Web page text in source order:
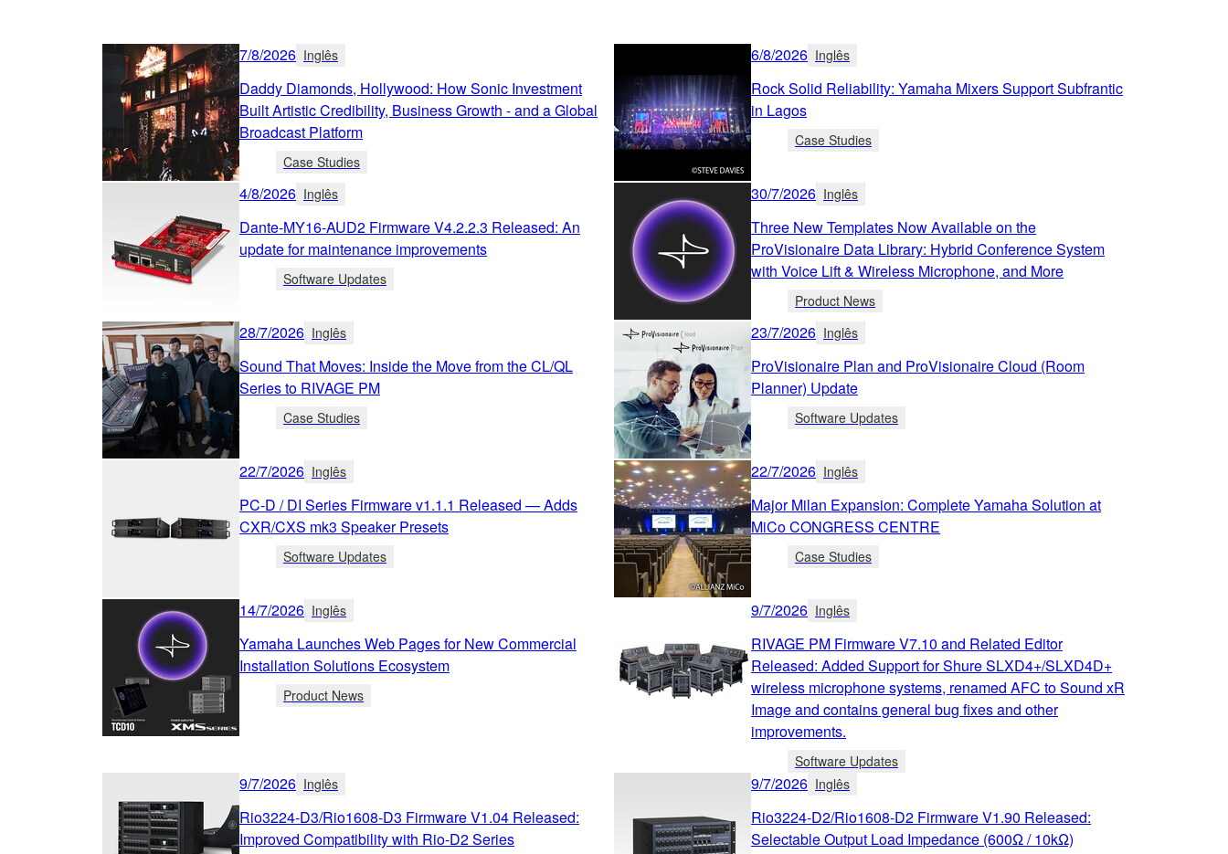
7/8/2026 Inglês
Daddy Diamonds, Hollywood: How Sonic Investment
Built Artistic Credibility, Business Growth - and a Global
Broadcast Platform
Case Studies
6/8/2026 Inglês
Rock Solid Reliability: Yamaha Mixers Support Subfrantic
in Lagos
Case Studies
4/8/2026 Inglês
Dante-MY16-AUD2 Firmware V4.2.2.3 Released: An
update for maintenance improvements
Software Updates
30/7/2026 Inglês
Three New Templates Now Available on the
ProVisionaire Data Library: Hybrid Conference System
with Voice Lift & Wireless Microphone, and More
Product News
28/7/2026 Inglês
Sound That Moves: Inside the Move from the CL/QL
Series to RIVAGE PM
Case Studies
23/7/2026 Inglês
ProVisionaire Plan and ProVisionaire Cloud (Room
Planner) Update
Software Updates
22/7/2026 Inglês
PC-D / DI Series Firmware v1.1.1 Released — Adds
CXR/CXS mk3 Speaker Presets
Software Updates
22/7/2026 Inglês
Major Milan Expansion: Complete Yamaha Solution at
MiCo CONGRESS CENTRE
Case Studies
14/7/2026 Inglês
Yamaha Launches Web Pages for New Commercial
Installation Solutions Ecosystem
Product News
9/7/2026 Inglês
RIVAGE PM Firmware V7.10 and Related Editor
Released: Added Support for Shure SLXD4+/SLXD4D+
wireless microphone systems, renamed AFC to Sound xR
Image and contains general bug fixes and other
improvements.
Software Updates
9/7/2026 Inglês
Rio3224-D3/Rio1608-D3 Firmware V1.04 Released:
Improved Compatibility with Rio-D2 Series
9/7/2026 Inglês
Rio3224-D2/Rio1608-D2 Firmware V1.90 Released:
Selectable Output Load Impedance (600Ω / 10kΩ)